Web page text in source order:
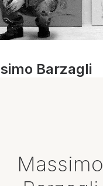
Barzagli
Massimo